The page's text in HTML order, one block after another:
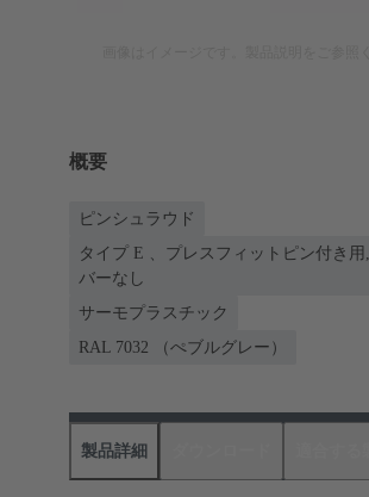
概要
ピンシュラウド
タイプ E 、プレスフィットピン付き用
バーなし
サーモプラスチック
RAL 7032 （ぺブルグレー）
製品詳細